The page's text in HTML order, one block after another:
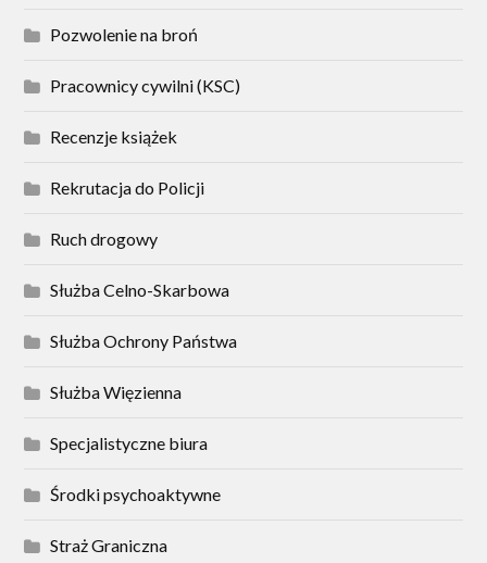
Pozwolenie na broń
Pracownicy cywilni (KSC)
Recenzje książek
Rekrutacja do Policji
Ruch drogowy
Służba Celno-Skarbowa
Służba Ochrony Państwa
Służba Więzienna
Specjalistyczne biura
Środki psychoaktywne
Straż Graniczna